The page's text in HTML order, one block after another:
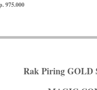
975.000
Rak Piring GOLD